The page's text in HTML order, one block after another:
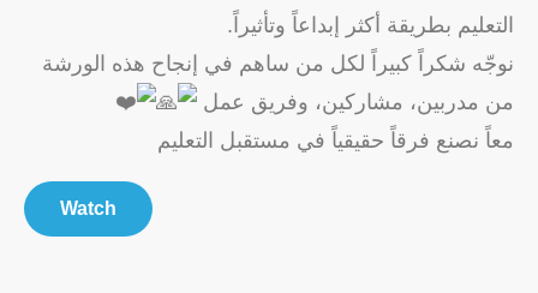
التعليم بطريقة أكثر إبداعاً وتأثيراً.
نوجّه شكراً كبيراً لكل من ساهم في إنجاح هذه الورشة
من مدربين، مشاركين، وفريق عمل
معاً نصنع فرقاً حقيقياً في مستقبل التعليم
Watch